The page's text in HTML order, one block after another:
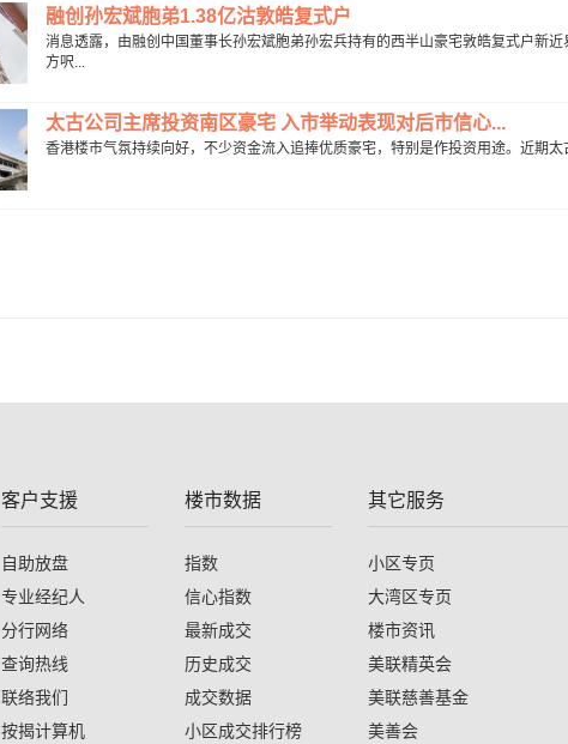
融创孙宏斌胞弟1.38亿沽敦皓复式户
消息透露，由融创中国董事长孙宏斌胞弟孙宏兵持有的西半山豪宅敦皓复式户新
方呎...
太古公司主席投资南区豪宅 入市举动表现对后市信心...
香港楼市气氛持续向好，不少资金流入追捧优质豪宅，特别是作投资用途。近期
客户支援
自助放盘
专业经纪人
分行网络
查询热线
联络我们
按揭计算机
楼市数据
指数
信心指数
最新成交
历史成交
成交数据
小区成交排行榜
其它服务
小区专页
大湾区专页
楼市资讯
美联精英会
美联慈善基金
美善会